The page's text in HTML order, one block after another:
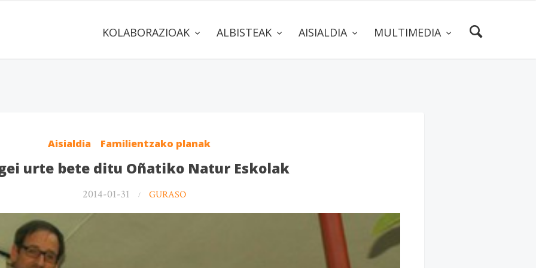
KOLABORAZIOAK ALBISTEAK AISIALDIA MULTIMEDIA
Aisialdia Familientzako planak
urte bete ditu Oñatiko Natur Eskolak
2014-01-31 GURASO